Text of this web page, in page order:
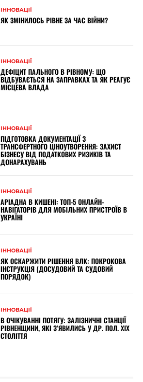
ІННОВАЦІЇ
ЯК ЗМІНИЛОСЬ РІВНЕ ЗА ЧАС ВІЙНИ?
ІННОВАЦІЇ
ДЕФІЦИТ ПАЛЬНОГО В РІВНОМУ: ЩО
ВІДБУВАЄТЬСЯ НА ЗАПРАВКАХ ТА ЯК РЕАГУЄ
МІСЦЕВА ВЛАДА
ІННОВАЦІЇ
ПІДГОТОВКА ДОКУМЕНТАЦІЇ З
ТРАНСФЕРТНОГО ЦІНОУТВОРЕННЯ: ЗАХИСТ
БІЗНЕСУ ВІД ПОДАТКОВИХ РИЗИКІВ ТА
ДОНАРАХУВАНЬ
ІННОВАЦІЇ
АРІАДНА В КИШЕНІ: ТОП-5 ОНЛАЙН-
НАВІГАТОРІВ ДЛЯ МОБІЛЬНИХ ПРИСТРОЇВ В
УКРАЇНІ
ІННОВАЦІЇ
ЯК ОСКАРЖИТИ РІШЕННЯ ВЛК: ПОКРОКОВА
ІНСТРУКЦІЯ (ДОСУДОВИЙ ТА СУДОВИЙ
ПОРЯДОК)
ІННОВАЦІЇ
В ОЧІКУВАННІ ПОТЯГУ: ЗАЛІЗНИЧНІ СТАНЦІЇ
РІВНЕНЩИНИ, ЯКІ З’ЯВИЛИСЬ У ДР. ПОЛ. XIX
СТОЛІТТЯ